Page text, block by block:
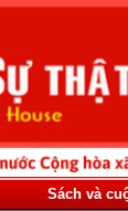
Sách và